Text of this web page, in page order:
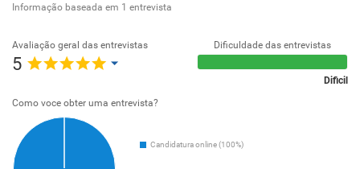
Informação baseada em 1 entrevista
Avaliação geral das entrevistas
5
Dificuldade das entrevistas
Dificil
Como voce obter uma entrevista?
Candidatura online (100%)